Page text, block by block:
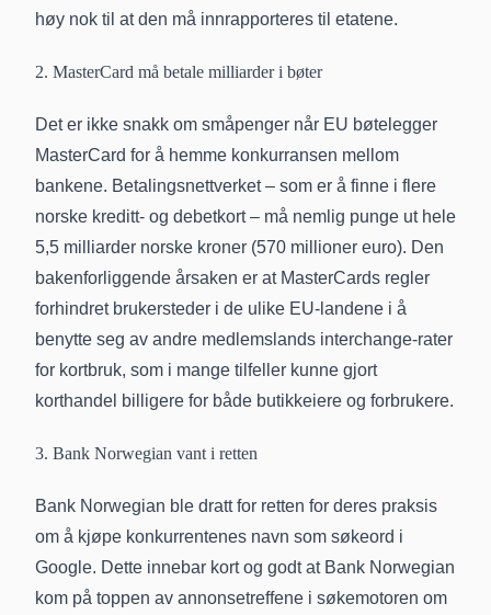
høy nok til at den må innrapporteres til etatene.
2. MasterCard må betale milliarder i bøter
Det er ikke snakk om småpenger når EU bøtelegger
MasterCard for å hemme konkurransen mellom
bankene. Betalingsnettverket – som er å finne i flere
norske kreditt- og debetkort – må nemlig punge ut hele
5,5 milliarder norske kroner (570 millioner euro). Den
bakenforliggende årsaken er at MasterCards regler
forhindret brukersteder i de ulike EU-landene i å
benytte seg av andre medlemslands interchange-rater
for kortbruk, som i mange tilfeller kunne gjort
korthandel billigere for både butikkeiere og forbrukere.
3. Bank Norwegian vant i retten
Bank Norwegian ble dratt for retten for deres praksis
om å kjøpe konkurrentenes navn som søkeord i
Google. Dette innebar kort og godt at Bank Norwegian
kom på toppen av annonsetreffene i søkemotoren om